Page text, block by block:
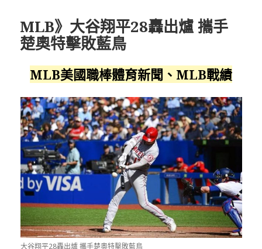
MLB》大谷翔平28轟出爐 攜手
楚奧特擊敗藍鳥
MLB美國職棒體育新聞、MLB戰績
大谷翔平28轟出爐 攜手楚奧特擊敗藍鳥